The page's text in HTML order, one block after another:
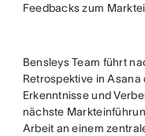
Feedbacks zum
Bensleys Team führt
Retrospektive in
Erkenntnisse und
nächste
Arbeit an einem